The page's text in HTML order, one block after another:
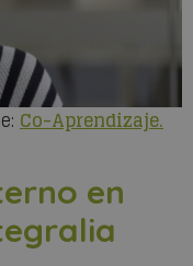
Co-Aprendizaje.
en